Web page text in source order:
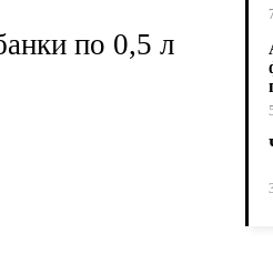
по 0,5 л